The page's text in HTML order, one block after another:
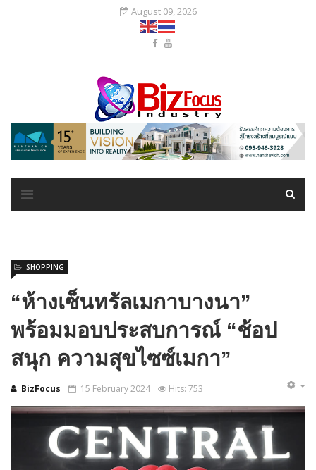
August 09, 2026
“ห้างเซ็นทรัลเมกาบางนา”
พร้อมมอบประสบการณ์ “ช้อป
สนุก ความสุขไซซ์เมกา”
BizFocus
SHOPPING
15 February 2024 Hits: 753